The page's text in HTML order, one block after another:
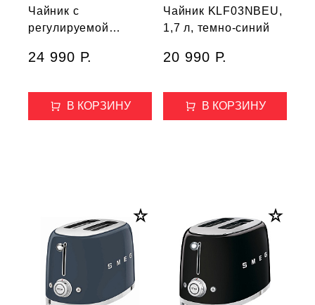
Чайник с
регулируемой
KLF04CREU
24 990 Р.
В КОРЗИНУ
Чайник KLF03NBEU,
1,7 л, темно-синий
20 990 Р.
В КОРЗИНУ